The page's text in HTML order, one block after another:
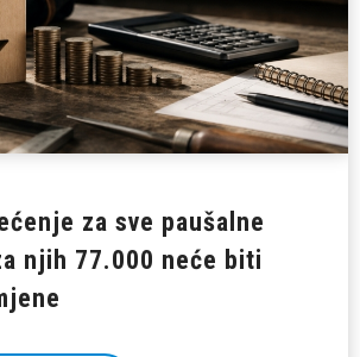
za sve paušalne
njih 77.000 neće biti